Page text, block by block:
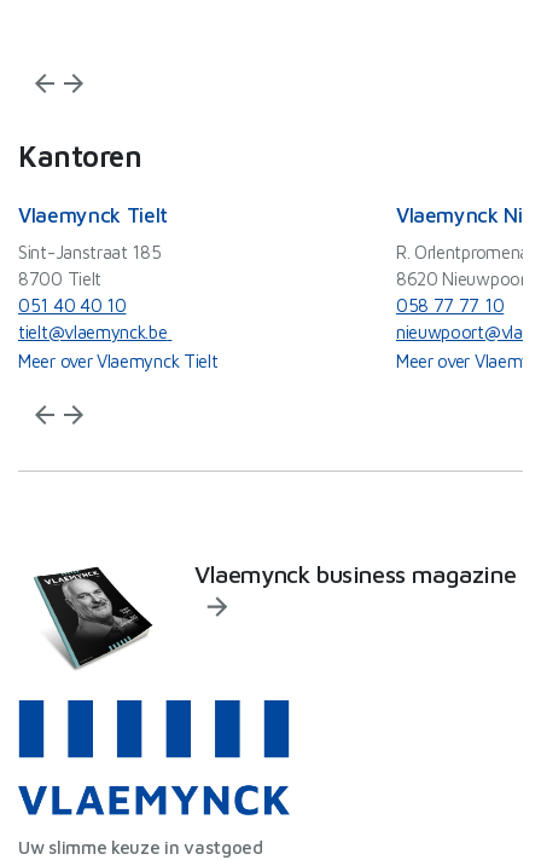
arrow_back arrow_forward
Kantoren
Vlaemynck Tielt
Sint-Janstraat 185
8700 Tielt
051 40 40 10
tielt@vlaemynck.be
Meer over Vlaemynck Tielt
Vlaemynck
R.
8620 Nieuwpoort
058 77 77 10
Meer over
arrow_back arrow_forward
Uw slimme keuze in vastgoed
Vlaemynck business magazine